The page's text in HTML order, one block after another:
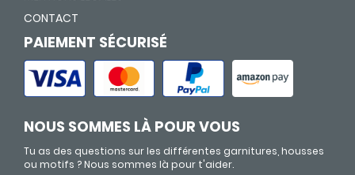
CONTACT
PAIEMENT SÉCURISÉ
NOUS SOMMES LÀ POUR VOUS
Tu as des questions sur les différentes garnitures, housses
ou motifs ? Nous sommes là pour t'aider.